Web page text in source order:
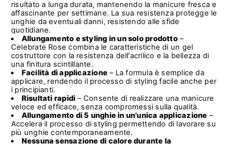
risultato a lunga durata, mantenendo la manicure fresca e
affascinante per settimane. La sua resistenza protegge le
unghie da eventuali danni, resistendo alle sfide
quotidiane.
Allungamento e styling in un solo prodotto–
Celebrate Rose combina le caratteristiche di un gel
costruttore con la resistenza dell'acrilico e la bellezza di
una finitura scintillante.
Facilità di applicazione– La formula è semplice da
applicare, rendendo il processo di styling facile anche per
i principianti.
Risultati rapidi – Consente di realizzare una manicure
veloce ed efficace, senza compromessi sulla qualità.
Allungamento di 5 unghie in un’unica applicazione –
Accelera il processo di styling permettendo di lavorare su
più unghie contemporaneamente.
Nessuna sensazione di calore durante la